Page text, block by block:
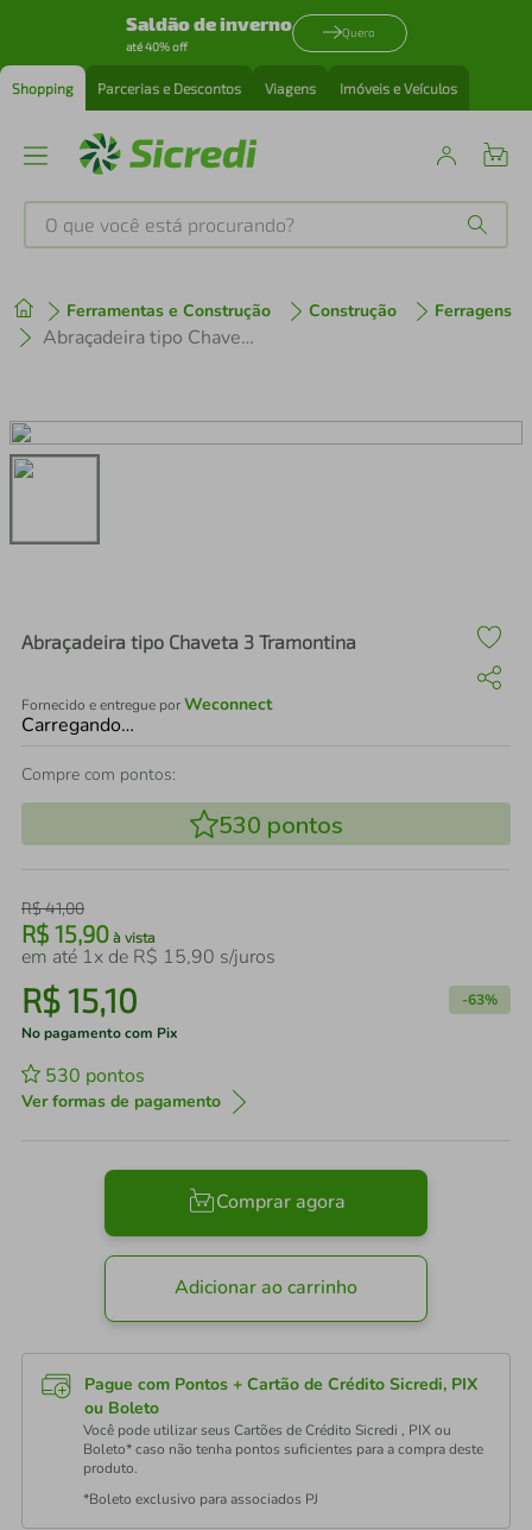
Saldão de inverno
até 40% off
Quero
Shopping Parcerias e Descontos Viagens Imóveis e Veículos
O que você está procurando?
Ferramentas e Construção Construção Ferragens
Abraçadeira tipo Chaveta 3 Tramontina
Abraçadeira tipo Chaveta 3 Tramontina
Fornecido e entregue porWeconnect
Carregando…
Compre com pontos:
530 pontos
R$41,00
R$ 15,90 à vista
em até 1x de R$ 15,90 s/juros
R$15,10 -63%
No pagamento com Pix
530 pontos
Ver formas de pagamento
Comprar agora
Adicionar ao carrinho
Pague com Pontos + Cartão de Crédito Sicredi, PIX
ou Boleto
Você pode utilizar seus Cartões de Crédito Sicredi , PIX ou
Boleto* caso não tenha pontos suficientes para a compra deste
produto.
*Boleto exclusivo para associados PJ
1º tenis